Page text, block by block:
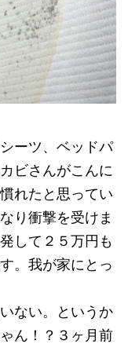
ーツ、ベッドパ
ビさんがこんに
れたと思ってい
り衝撃を受けま
して２５万円も
。我が家にとっ
ない。というか
ん！？３ヶ月前